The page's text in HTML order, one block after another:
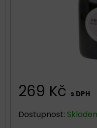
269 Kč s DPH
Dostupnost: